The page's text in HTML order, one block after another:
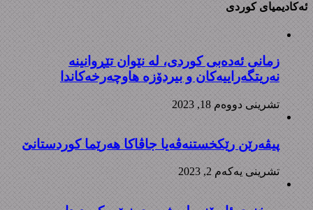
ئەکادیمیای کوردی
زمانی ئەدەبی کوردی، لە نێوان تێڕوانینە
نەریتگەراییەکان و بیردۆزە هاوچەرخەکاندا
تشرینی دووه‌م 18, 2023
پیڤەرێن رێکخستنەڤەیا جاڤاکا هەرێما کوردستانێ
تشرینی یه‌كه‌م 2, 2023